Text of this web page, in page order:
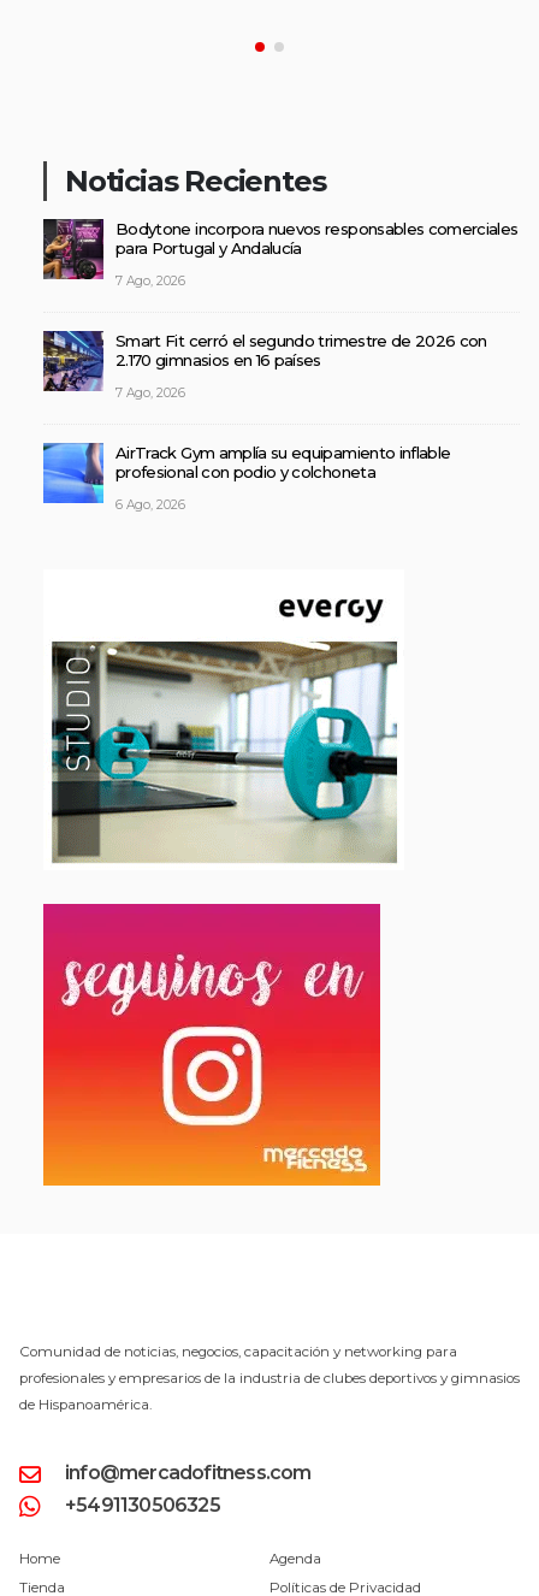
Noticias Recientes
Bodytone incorpora nuevos responsables comerciales
para Portugal y Andalucía
7 Ago, 2026
Smart Fit cerró el segundo trimestre de 2026 con
2.170 gimnasios en 16 países
7 Ago, 2026
AirTrack Gym amplía su equipamiento inflable
profesional con podio y colchoneta
6 Ago, 2026
Comunidad de noticias, negocios, capacitación y networking para
profesionales y empresarios de la industria de clubes deportivos y gimnasios
de Hispanoamérica.
info@mercadofitness.com
+5491130506325
Home
Tienda
Agenda
Políticas de Privacidad